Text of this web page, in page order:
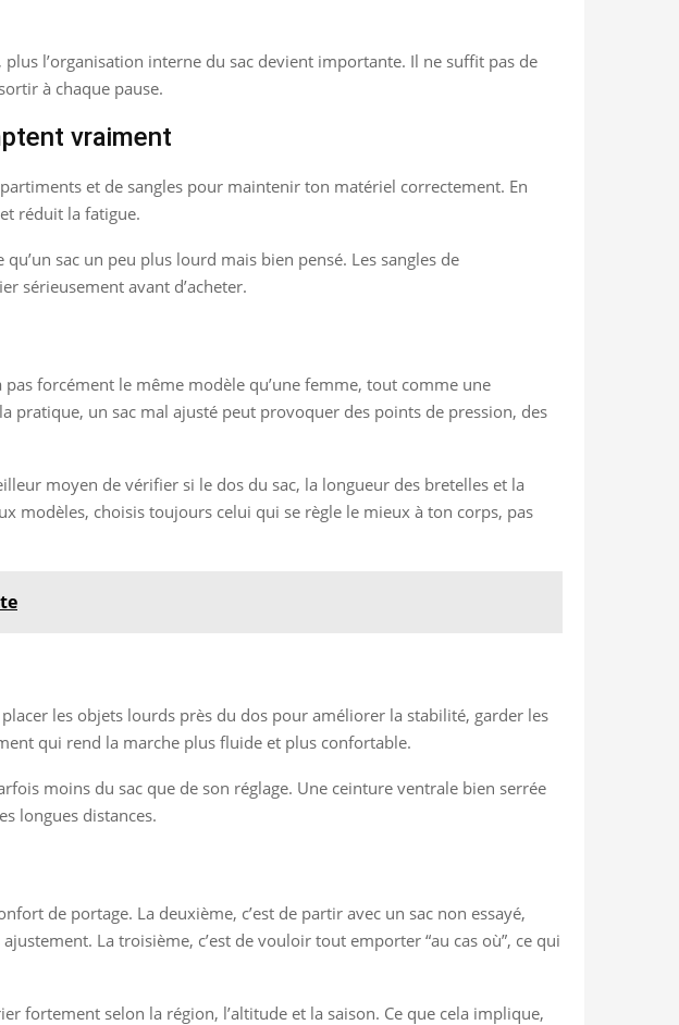
l’organisation interne du sac devient importante. Il ne suffit pas de
à chaque pause.
vraiment
et de sangles pour maintenir ton matériel correctement. En
réduit la fatigue.
sac un peu plus lourd mais bien pensé. Les sangles de
sérieusement avant d’acheter.
forcément le même modèle qu’une femme, tout comme une
pratique, un sac mal ajusté peut provoquer des points de pression, des
moyen de vérifier si le dos du sac, la longueur des bretelles et la
modèles, choisis toujours celui qui se règle le mieux à ton corps, pas
les objets lourds près du dos pour améliorer la stabilité, garder les
qui rend la marche plus fluide et plus confortable.
moins du sac que de son réglage. Une ceinture ventrale bien serrée
longues distances.
de portage. La deuxième, c’est de partir avec un sac non essayé,
La troisième, c’est de vouloir tout emporter “au cas où”, ce qui
fortement selon la région, l’altitude et la saison. Ce que cela implique,